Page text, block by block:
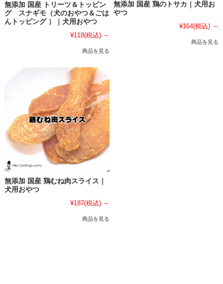
無添加 国産 トリーツ＆トッピン
グ スナギモ（犬のおやつ＆ごは
んトッピング ）｜犬用おやつ
¥118(税込) ～
商品を見る
無添加 国産 鶏のトサカ｜犬用お
やつ
¥164(税込) ～
商品を見る
無添加 国産 鶏むね肉スライス｜
犬用おやつ
¥187(税込) ～
商品を見る